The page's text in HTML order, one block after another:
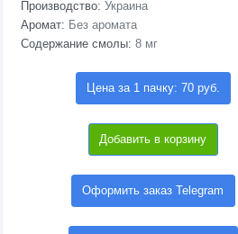
Производство: Украина
Аромат: Без аромата
Содержание смолы: 8 мг
Цена за 1 пачку: 70 руб.
Добавить в корзину
Оформить заказ Telegram